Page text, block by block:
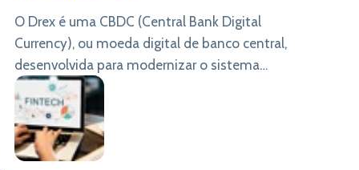
O Drex é uma CBDC (Central Bank Digital
Currency), ou moeda digital de banco central,
desenvolvida para modernizar o sistema
financeiro nacional e ampliar a inclusão
bancária.